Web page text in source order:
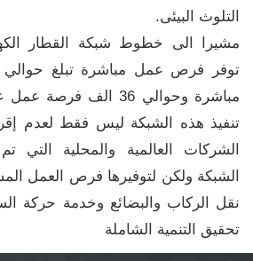
التلوث البيئى.
مشيرا الى خطوط شبكة القطار
مباشرة وحوالي 36 الف فرصة
تنفيذ هذه الشبكة ليس فقط لعدم
الشركات العالمية والمحلية التي تم
الشبكة ولكن لتوفيرها فرص العمل
نقل الركاب والبضائع وخدمة حركة
تحقيق التنمية الشاملة